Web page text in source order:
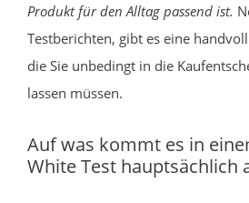
Produkt für den Alltag passend ist.
Testberichten, gibt es eine
die Sie unbedingt in die
lassen müssen.
Auf was kommt es in
White Test hauptsächlich